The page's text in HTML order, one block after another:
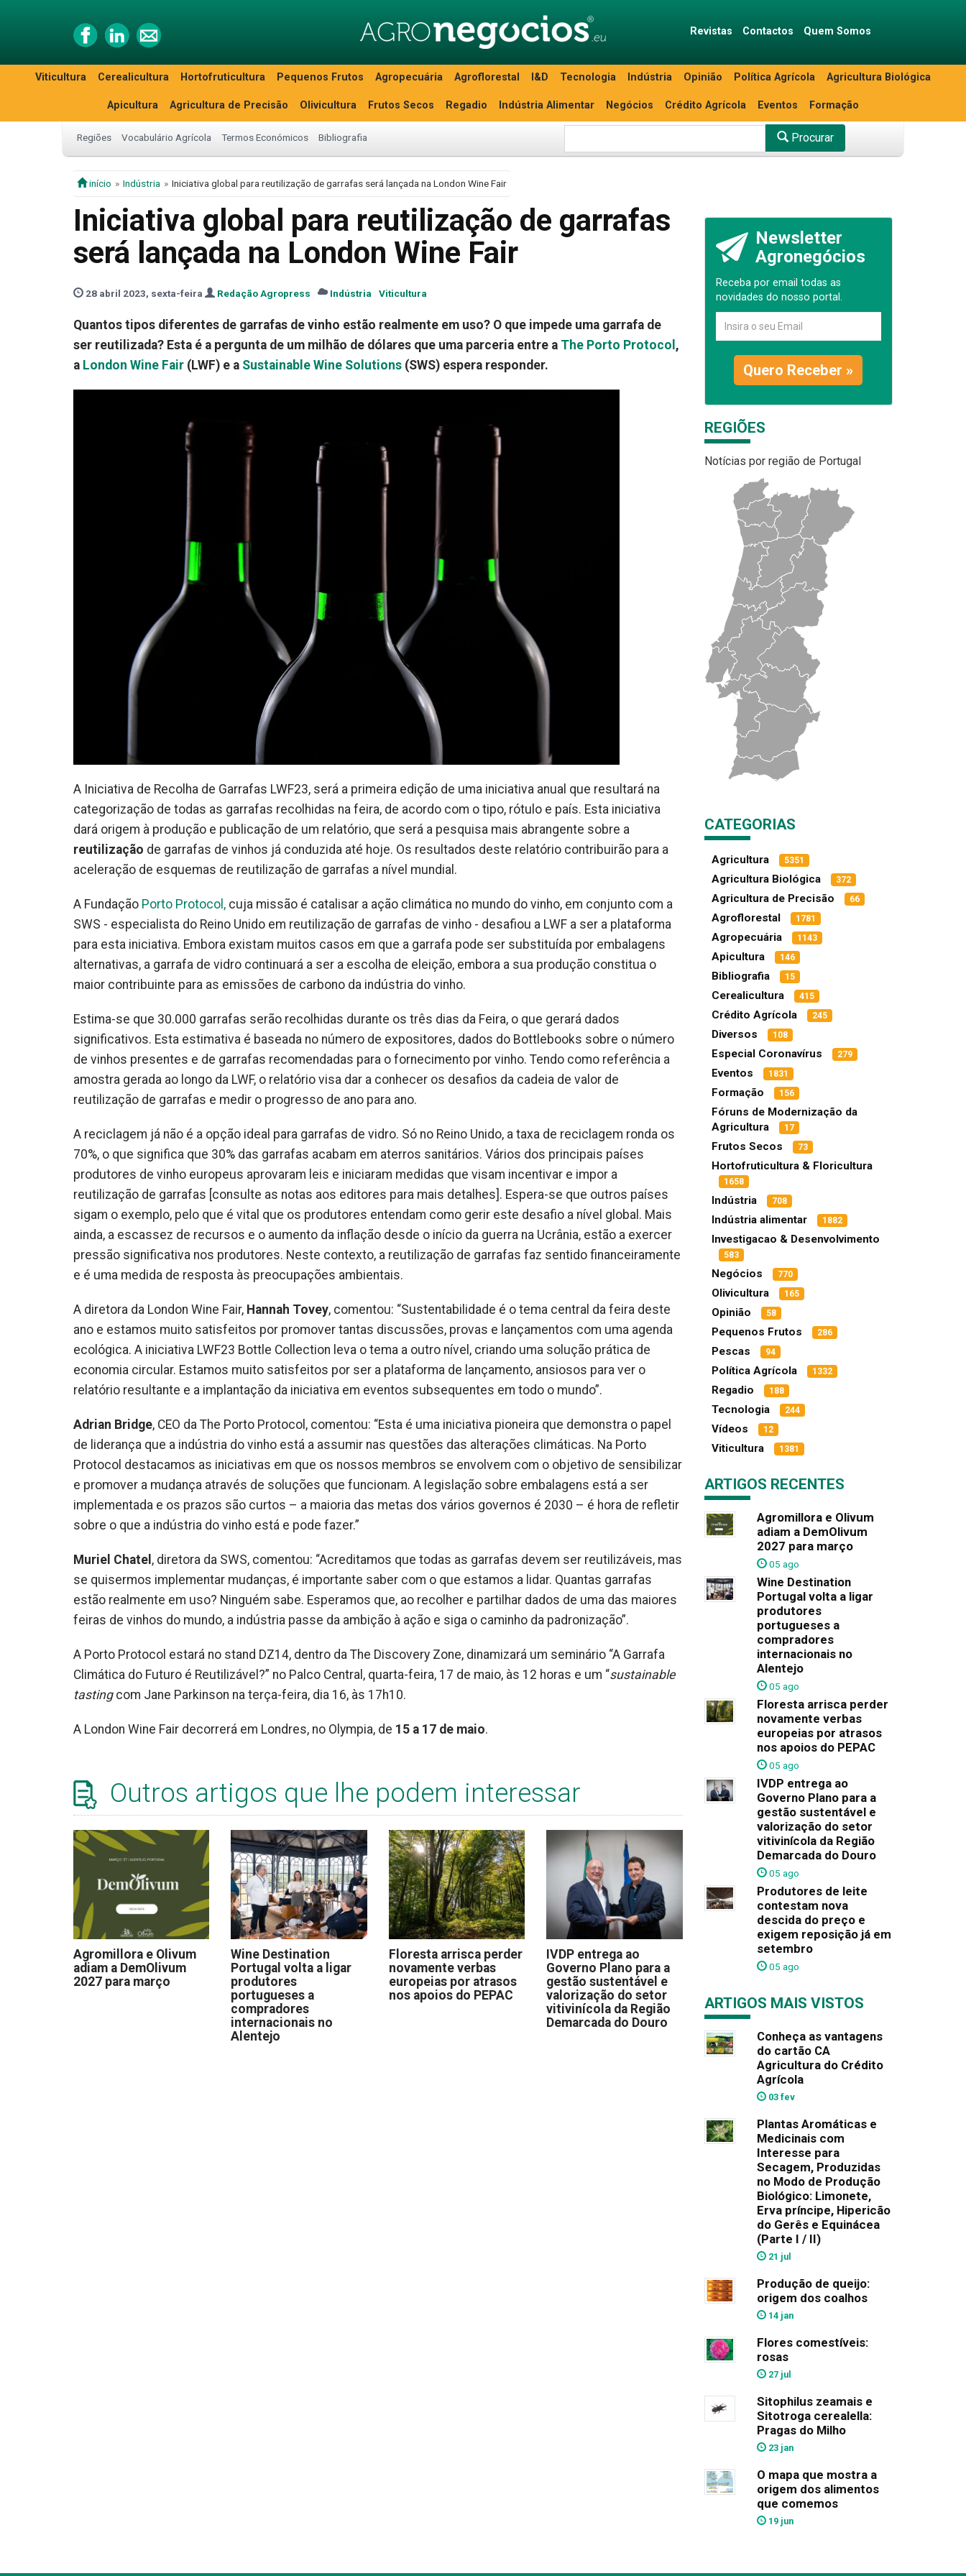
Revistas Contactos Quem Somos
Viticultura Cerealicultura Hortofruticultura Pequenos Frutos Agropecuária Agroflorestal I&D Tecnologia Indústria Opinião Política Agrícola Agricultura Biológica
Apicultura Agricultura de Precisão Olivicultura Frutos Secos Regadio Indústria Alimentar Negócios Crédito Agrícola Eventos Formação
Regiões Vocabulário Agrícola Termos Económicos Bibliografia Procurar
início Indústria Iniciativa global para reutilização de garrafas será lançada na London Wine Fair
Iniciativa global para reutilização de garrafas
será lançada na London Wine Fair
28 abril 2023, sexta-feira Redação Agropress Indústria Viticultura
Quantos tipos diferentes de garrafas de vinho estão realmente em uso? O que impede uma garrafa de
ser reutilizada? Esta é a pergunta de um milhão de dólares que uma parceria entre a The Porto Protocol ,
a London Wine Fair (LWF) e a Sustainable Wine Solutions (SWS) espera responder.
A Iniciativa de Recolha de Garrafas LWF23, será a primeira edição de uma iniciativa anual que resultará na
categorização de todas as garrafas recolhidas na feira, de acordo com o tipo, rótulo e país. Esta iniciativa
dará origem à produção e publicação de um relatório, que será a pesquisa mais abrangente sobre a
reutilização de garrafas de vinhos já conduzida até hoje. Os resultados deste relatório contribuirão para a
aceleração de esquemas de reutilização de garrafas a nível mundial.
A Fundação Porto Protocol, cuja missão é catalisar a ação climática no mundo do vinho, em conjunto com a
SWS - especialista do Reino Unido em reutilização de garrafas de vinho - desafiou a LWF a ser a plataforma
para esta iniciativa. Embora existam muitos casos em que a garrafa pode ser substituída por embalagens
alternativas, a garrafa de vidro continuará a ser a escolha de eleição, embora a sua produção constitua o
maior contribuinte para as emissões de carbono da indústria do vinho.
Estima-se que 30.000 garrafas serão recolhidas durante os três dias da Feira, o que gerará dados
significativos. Esta estimativa é baseada no número de expositores, dados do Bottlebooks sobre o número
de vinhos presentes e de garrafas recomendadas para o fornecimento por vinho. Tendo como referência a
amostra gerada ao longo da LWF, o relatório visa dar a conhecer os desafios da cadeia de valor de
reutilização de garrafas e medir o progresso de ano para ano.
A reciclagem já não é a opção ideal para garrafas de vidro. Só no Reino Unido, a taxa de reciclagem ronda os
70%, o que significa que 30% das garrafas acabam em aterros sanitários. Vários dos principais países
produtores de vinho europeus aprovaram leis e iniciaram medidas que visam incentivar e impor a
reutilização de garrafas [consulte as notas aos editores para mais detalhes]. Espera-se que outros países
sigam o exemplo, pelo que é vital que os produtores entendam como gerir este desafio a nível global. Mais
ainda, a escassez de recursos e o aumento da inflação desde o início da guerra na Ucrânia, estão a exercer
pressão significativa nos produtores. Neste contexto, a reutilização de garrafas faz sentido financeiramente
e é uma medida de resposta às preocupações ambientais.
A diretora da London Wine Fair, Hannah Tovey, comentou: “Sustentabilidade é o tema central da feira deste
ano e estamos muito satisfeitos por promover tantas discussões, provas e lançamentos com uma agenda
ecológica. A iniciativa LWF23 Bottle Collection leva o tema a outro nível, criando uma solução prática de
economia circular. Estamos muito satisfeitos por ser a plataforma de lançamento, ansiosos para ver o
relatório resultante e a implantação da iniciativa em eventos subsequentes em todo o mundo”.
Adrian Bridge, CEO da The Porto Protocol, comentou: “Esta é uma iniciativa pioneira que demonstra o papel
de liderança que a indústria do vinho está a assumir nas questões das alterações climáticas. Na Porto
Protocol destacamos as iniciativas em que os nossos membros se envolvem com o objetivo de sensibilizar
e promover a mudança através de soluções que funcionam. A legislação sobre embalagens está a ser
implementada e os prazos são curtos – a maioria das metas dos vários governos é 2030 – é hora de refletir
sobre o que a indústria do vinho está e pode fazer.”
Muriel Chatel , diretora da SWS, comentou: “Acreditamos que todas as garrafas devem ser reutilizáveis, mas
se quisermos implementar mudanças, é importante saber com o que estamos a lidar. Quantas garrafas
estão realmente em uso? Ninguém sabe. Esperamos que, ao recolher e partilhar dados de uma das maiores
feiras de vinhos do mundo, a indústria passe da ambição à ação e siga o caminho da padronização”.
A Porto Protocol estará no stand DZ14, dentro da The Discovery Zone, dinamizará um seminário “A Garrafa
Climática do Futuro é Reutilizável?” no Palco Central, quarta-feira, 17 de maio, às 12 horas e um “sustainable
tastingcom Jane Parkinson na terça-feira, dia 16, às 17h10.
A London Wine Fair decorrerá em Londres, no Olympia, de 15 a 17 de maio.
Outros artigos que lhe podem interessar
Agromillora e Olivum
adiam a DemOlivum
2027 para março
Wine Destination
Portugal volta a ligar
produtores
portugueses a
compradores
internacionais no
Alentejo
Floresta arrisca perder
novamente verbas
europeias por atrasos
nos apoios do PEPAC
IVDP entrega ao
Governo Plano para a
gestão sustentável e
valorização do setor
vitivinícola da Região
Demarcada do Douro
Newsletter
Agronegócios
Receba por email todas as
novidades do nosso portal.
Quero Receber »
REGIÕES
Notícias por região de Portugal
CATEGORIAS
Agricultura 5351
Agricultura Biológica 372
Agricultura de Precisão 66
Agroflorestal 1781
Agropecuária 1143
Apicultura 146
Bibliografia 15
Cerealicultura 415
Crédito Agrícola 245
Diversos 108
Especial Coronavírus 279
Eventos 1831
Formação 156
Fóruns de Modernização da
Agricultura
17
Frutos Secos 73
Hortofruticultura & Floricultura
1658
Indústria 708
Indústria alimentar 1882
Investigacao & Desenvolvimento
583
Negócios 770
Olivicultura 165
Opinião 58
Pequenos Frutos 286
Pescas 94
Política Agrícola 1332
Regadio 188
Tecnologia 244
Vídeos 12
Viticultura 1381
ARTIGOS RECENTES
Agromillora e Olivum
adiam a DemOlivum
2027 para março
05 ago
Wine Destination
Portugal volta a ligar
produtores
portugueses a
compradores
internacionais no
Alentejo
05 ago
Floresta arrisca perder
novamente verbas
europeias por atrasos
nos apoios do PEPAC
05 ago
IVDP entrega ao
Governo Plano para a
gestão sustentável e
valorização do setor
vitivinícola da Região
Demarcada do Douro
05 ago
Produtores de leite
contestam nova
descida do preço e
exigem reposição já em
setembro
05 ago
ARTIGOS MAIS VISTOS
Conheça as vantagens
do cartão CA
Agricultura do Crédito
Agrícola
03 fev
Plantas Aromáticas e
Medicinais com
Interesse para
Secagem, Produzidas
no Modo de Produção
Biológico: Limonete,
Erva príncipe, Hipericão
do Gerês e Equinácea
(Parte I / II)
21 jul
Produção de queijo:
origem dos coalhos
14 jan
Flores comestíveis:
rosas
27 jul
Sitophilus zeamais e
Sitotroga cerealella:
Pragas do Milho
23 jan
O mapa que mostra a
origem dos alimentos
que comemos
19 jun